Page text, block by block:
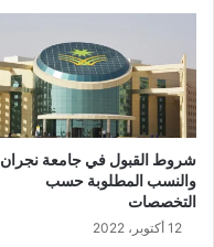
شروط القبول في جامعة نجران
والنسب المطلوبة حسب
التخصصات
12 أكتوبر، 2022